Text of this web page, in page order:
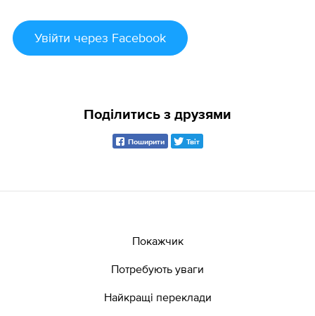
Увійти через Facebook
Поділитись з друзями
Поширити Твіт
Покажчик
Потребують уваги
Найкращі переклади